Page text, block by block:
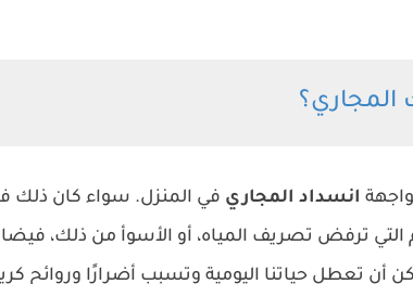
انسداد المجاري في المنزل. سواء كان ذلك
التي ترفض تصريف المياه، أو الأسوأ من ذلك،
تعطل حياتنا اليومية وتسبب أضرارًا وروائح